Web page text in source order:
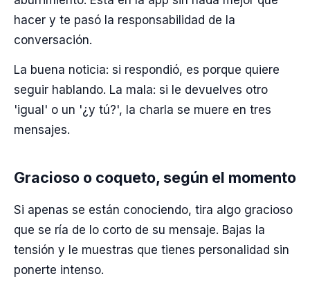
hacer y te pasó la responsabilidad de la
conversación.
La buena noticia: si respondió, es porque quiere
seguir hablando. La mala: si le devuelves otro
'igual' o un '¿y tú?', la charla se muere en tres
mensajes.
Gracioso o coqueto, según el momento
Si apenas se están conociendo, tira algo gracioso
que se ría de lo corto de su mensaje. Bajas la
tensión y le muestras que tienes personalidad sin
ponerte intenso.